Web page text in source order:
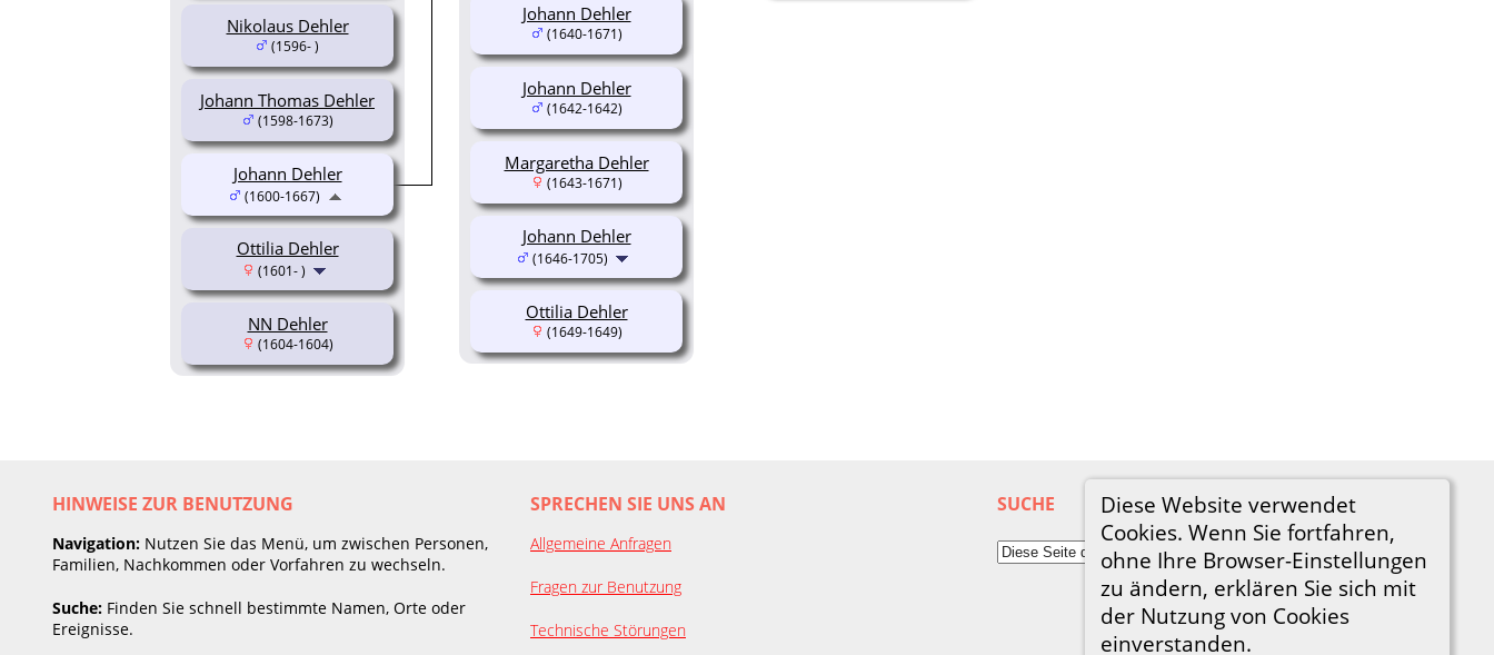
Diese Website verwendet
Cookies. Wenn Sie fortfahren,
ohne Ihre Browser-Einstellungen
zu ändern, erklären Sie sich mit
der Nutzung von Cookies
einverstanden.
Nikolaus Dehler
(1596- )
Johann Thomas Dehler
(1598-1673)
Ottilia Dehler
(1601- )
NN Dehler
(1604-1604)
Johann Dehler
(1600-1667)
Johann Dehler
(1640-1671)
Johann Dehler
(1642-1642)
Margaretha Dehler
(1643-1671)
Johann Dehler
(1646-1705)
Ottilia Dehler
(1649-1649)
HINWEISE ZUR BENUTZUNG
Navigation: Nutzen Sie das Menü, um zwischen Personen,
Familien, Nachkommen oder Vorfahren zu wechseln.
Suche: Finden Sie schnell bestimmte Namen, Orte oder
Ereignisse.
SPRECHEN SIE UNS AN
Allgemeine Anfragen
Fragen zur Benutzung
Technische Störungen
SUCHE